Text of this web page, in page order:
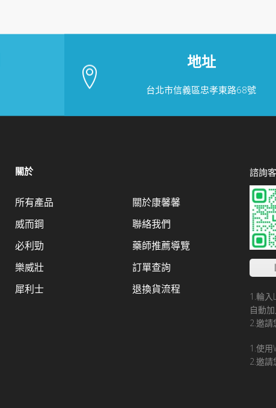
地址
台北市信義區忠孝東路68號
關於
所有產品
威而鋼
必利勁
樂威壯
犀利士
關於康馨馨
聯絡我們
藥師推薦導覽
訂單查詢
退換貨流程
諮詢
1.輪
自動
2.邀
1.使
2.邀